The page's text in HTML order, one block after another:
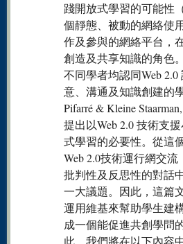
踐開放式學習的可能性
個靜態、被動的網絡使
作及參與的網絡平台，
創造及共享知識的角色。
不同學者均認同Web
意、溝通及知識創建的
Pifarré & Kleine
提出以Web 2.0 技術支
式學習的必要性。從這
Web 2.0技術運行網交
批判性及反思性的對話
一大議題。因此，這篇
運用維基來幫助學生建
成一個能促進共創學問
此，我們將在以下內容